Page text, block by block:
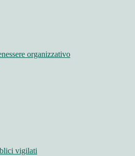
organizzativo
vigilati